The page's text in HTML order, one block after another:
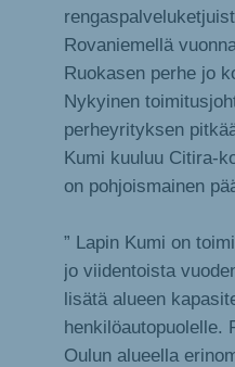
Rovaniemellä
Ruokasen perhe jo
Nykyinen
perheyrityksen
Kumi kuuluu Citira-
on pohjoismainen
” Lapin Kumi on
jo viidentoista
lisätä alueen
henkilöautopuolelle.
Oulun alueella